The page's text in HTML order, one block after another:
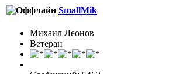
SmallMik
Михаил Леонов
Ветеран